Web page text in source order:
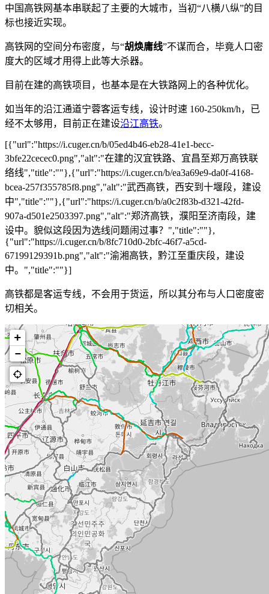
中国高铁网基本串联起了主要的大城市，当初“八横八纵”的目
标也接近实现。
高铁网的空间分布密度，与“胡焕庸线”不谋而合，毕竟人口密
度大的区域才用得上此等大杀器。
目前在建的高铁项目，也基本是在大铁路网上的各种优化。
如当年的沿江通道宁蓉客运专线，设计时速 160-250km/h，已
经不太够用，目前正在建设沿江高铁。
[{"url":"https://i.cuger.cn/b/05ed4b46-eb28-41e1-becc-
3bfe22cecec0.png","alt":"在建的汉宜铁路、宜昌至郑万高铁联
络线","title":""},{"url":"https://i.cuger.cn/b/ea3a69e9-da0f-4168-
bcea-257f355785f8.png","alt":"武西高铁，西安到十堰段，建设
中","title":""},{"url":"https://i.cuger.cn/b/a0c2f83b-d321-42fd-
907a-d501e2503397.png","alt":"郑济高铁，濮阳至济南段，建
设中。貌似这段因为选线问题闹过事？","title":""},
{"url":"https://i.cuger.cn/b/8fc710d0-2bfc-46f7-a5cd-
67199129391b.png","alt":"渝湘高铁，黔江至重庆段，建设
中。","title":""}]
高铁都是客运专线，不会用于货运，所以其分布与人口密度密
切相关。